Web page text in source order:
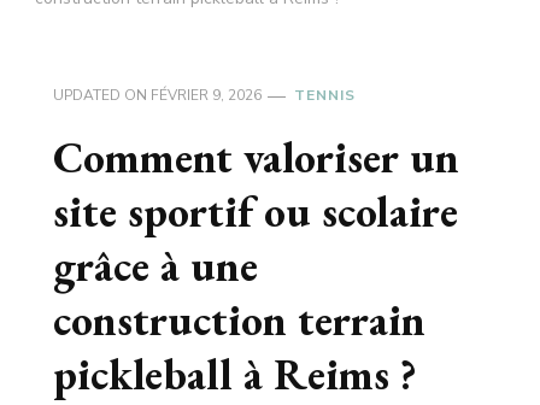
UPDATED ON FÉVRIER 9, 2026 TENNIS
Comment valoriser un
site sportif ou scolaire
grâce à une
construction terrain
pickleball à Reims ?